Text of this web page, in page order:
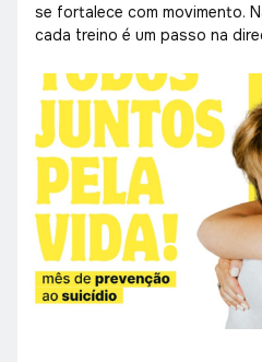
se fortalece com movimento.
cada treino é um passo na